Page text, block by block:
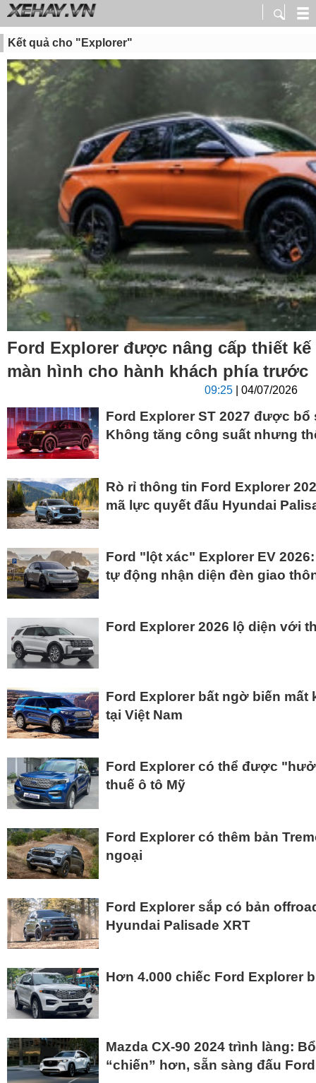
Kết quả cho "Explorer"
Ford Explorer được nâng cấp thiết kế
màn hình cho hành khách phía trước
09:25 | 04/07/2026
Ford Explorer ST 2027 được
Không tăng công suất nhưng
Rò rỉ thông tin Ford Explorer
mã lực quyết đấu Hyundai
Ford "lột xác" Explorer EV
tự động nhận diện đèn giao
Ford Explorer 2026 lộ diện với
Ford Explorer bất ngờ biến mất
tại Việt Nam
Ford Explorer có thể được
thuế ô tô Mỹ
Ford Explorer có thêm bản
ngoại
Ford Explorer sắp có bản
Hyundai Palisade XRT
Hơn 4.000 chiếc Ford Explorer
Mazda CX-90 2024 trình làng:
“chiến” hơn, sẵn sàng đấu